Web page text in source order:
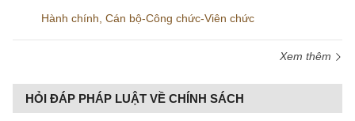
Hành chính Cán bộ-Công chức-Viên chức
Xem thêm
HỎI ĐÁP PHÁP LUẬT VỀ CHÍNH SÁCH